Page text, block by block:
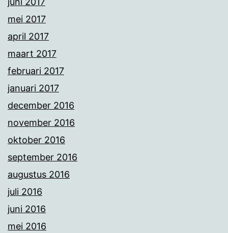
mei 2017
april 2017
maart 2017
februari 2017
januari 2017
december 2016
november 2016
oktober 2016
september 2016
augustus 2016
juli 2016
juni 2016
mei 2016